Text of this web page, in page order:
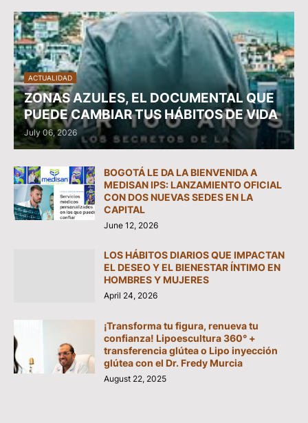
ACTUALIDAD
ZONAS AZULES, EL DOCUMENTAL QUE
PUEDE CAMBIAR TUS HÁBITOS DE VIDA
July 06, 2026
BOGOTÁ LE DA LA BIENVENIDA A
MEDISAN IPS: LANZAMIENTO OFICIAL
CON DOS NUEVAS SEDES EN LA
CAPITAL
June 12, 2026
LOS HÁBITOS DIARIOS QUE IMPACTAN
EL DESEO Y EL BIENESTAR ÍNTIMO EN
HOMBRES Y MUJERES
April 24, 2026
¡Transforma tu figura, renueva tu
confianza! Lipoescultura 360° +
transferencia glútea o Lipo inyección
glútea con el Dr. Fredy Murcia
August 22, 2025